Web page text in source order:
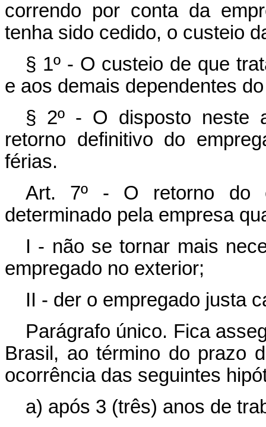
correndo por conta da
tenha sido cedido, o custeio
§ 1º - O custeio de que
e aos demais dependentes
§ 2º - O disposto neste
retorno definitivo do
férias.
Art. 7º - O retorno do
determinado pela empresa
I - não se tornar mais
empregado no exterior;
II - der o empregado justa
Parágrafo único. Fica
Brasil, ao término do prazo
ocorrência das seguintes
a) após 3 (três) anos de